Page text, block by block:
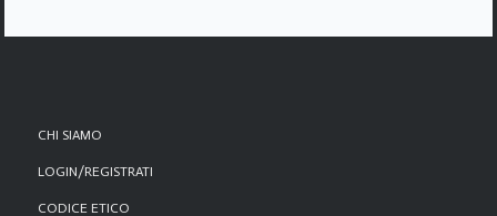
CHI SIAMO
LOGIN/REGISTRATI
CODICE ETICO